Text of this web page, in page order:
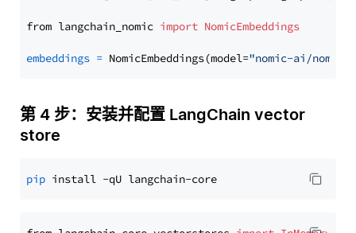
from langchain_nomic import NomicEmbeddings
embeddings = NomicEmbeddings(model="nomic-ai/nomic-
第 4 步：安装并配置 LangChain vector
store
pip